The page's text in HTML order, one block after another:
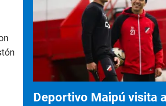
Deportivo Maipú visita